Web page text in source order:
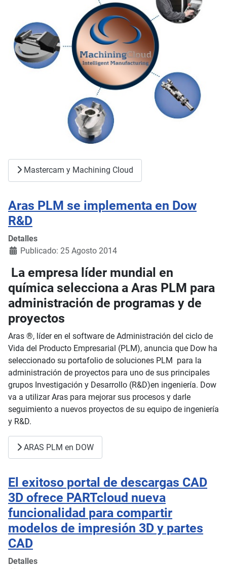
Mastercam y Machining Cloud
Aras PLM se implementa en Dow
R&D
Detalles
Publicado: 25 Agosto 2014
La empresa líder mundial en
química selecciona a Aras PLM para
administración de programas y de
proyectos
Aras ®, líder en el software de Administración del ciclo de
Vida del Producto Empresarial (PLM), anuncia que Dow ha
seleccionado su portafolio de soluciones PLM para la
administración de proyectos para uno de sus principales
grupos Investigación y Desarrollo (R&D)en ingeniería. Dow
va a utilizar Aras para mejorar sus procesos y darle
seguimiento a nuevos proyectos de su equipo de ingeniería
y R&D.
ARAS PLM en DOW
El exitoso portal de descargas CAD
3D ofrece PARTcloud nueva
funcionalidad para compartir
modelos de impresión 3D y partes
CAD
Detalles